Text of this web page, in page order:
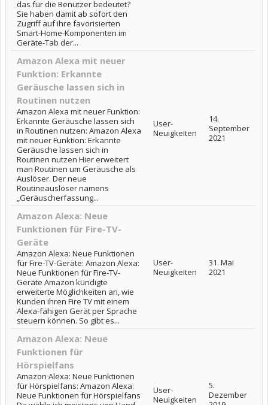
das für die Benutzer bedeutet?
Sie haben damit ab sofort den
Zugriff auf ihre favorisierten
Smart-Home-Komponenten im
Geräte-Tab der...
Amazon Alexa mit neuer
Funktion: Erkannte
Geräusche lassen sich in
Routinen nutzen
Amazon Alexa mit neuer Funktion:
Erkannte Geräusche lassen sich
in Routinen nutzen: Amazon Alexa
mit neuer Funktion: Erkannte
Geräusche lassen sich in
Routinen nutzen Hier erweitert
man Routinen um Geräusche als
Auslöser. Der neue
Routineauslöser namens
„Geräuscherfassung...
User-
Neuigkeiten
14.
September
2021
Amazon Alexa: Neue
Funktionen für Fire-TV-
Geräte
Amazon Alexa: Neue Funktionen
für Fire-TV-Geräte: Amazon Alexa:
Neue Funktionen für Fire-TV-
Geräte Amazon kündigte
erweiterte Möglichkeiten an, wie
Kunden ihren Fire TV mit einem
Alexa-fähigen Gerät per Sprache
steuern können. So gibt es...
User-
Neuigkeiten
31. Mai
2021
Amazon Alexa: Neue
Funktionen für
Hörspielfans
Amazon Alexa: Neue Funktionen
für Hörspielfans: Amazon Alexa:
Neue Funktionen für Hörspielfans
User-
Neuigkeiten
5.
Dezember